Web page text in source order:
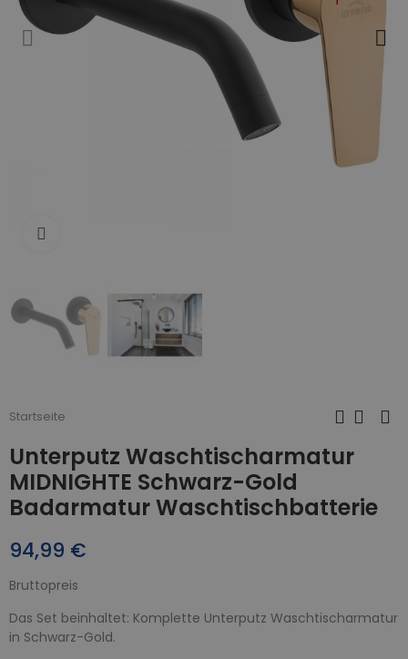
Startseite
Unterputz Waschtischarmatur
MIDNIGHTE Schwarz-Gold
Badarmatur Waschtischbatterie
94,99 €
Bruttopreis
Das Set beinhaltet: Komplette Unterputz Waschtischarmatur
in Schwarz-Gold.